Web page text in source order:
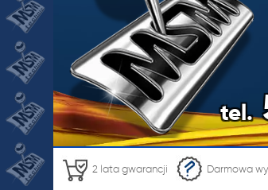
tel.
2 lata gwarancji Darmowa